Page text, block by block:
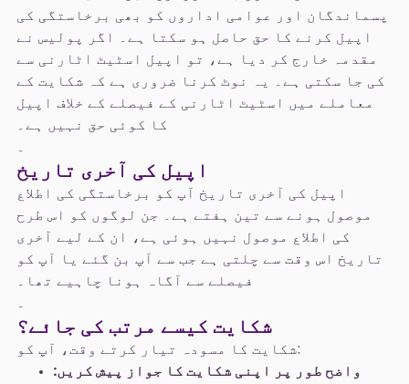
پسماندگان اور عوامی اداروں کو بھی برخاستگی کی
اپیل کرنے کا حق حاصل ہو سکتا ہے۔ اگر پولیس نے
مقدمہ خارج کر دیا ہے، تو اپیل اسٹیٹ اٹارنی سے
کی جا سکتی ہے۔ یہ نوٹ کرنا ضروری ہے کہ شکایت کے
معاملے میں اسٹیٹ اٹارنی کے فیصلے کے خلاف اپیل
کا کوئی حق نہیں ہے۔
۔
اپیل کی آخری تاریخ
اپیل کی آخری تاریخ آپ کو برخاستگی کی اطلاع
موصول ہونے سے تین ہفتے ہے۔ جن لوگوں کو اس طرح
کی اطلاع موصول نہیں ہوئی ہے، ان کے لیے آخری
تاریخ اس وقت سے چلتی ہے جب سے آپ بن گئے یا آپ کو
فیصلے سے آگاہ ہونا چاہیے تھا۔
۔
شکایت کیسے مرتب کی جائے؟
شکایت کا مسودہ تیار کرتے وقت، آپ کو:
واضح طور پر اپنی شکایت کا جواز پیش کریں: